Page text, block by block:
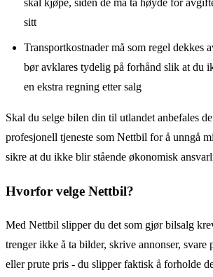
skal kjøpe, siden de må ta høyde for
sitt
Transportkostnader må som regel dekkes
bør avklares tydelig på forhånd slik at du
en ekstra regning etter salg
Skal du selge bilen din til utlandet anbefales
profesjonell tjeneste som Nettbil for å unngå
sikre at du ikke blir stående økonomisk
Hvorfor velge Nettbil?
Med Nettbil slipper du det som gjør bilsalg
trenger ikke å ta bilder, skrive annonser, svare
eller prute pris - du slipper faktisk å forholde